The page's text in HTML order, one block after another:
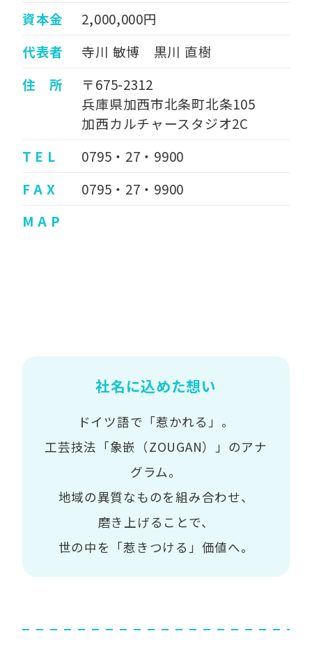
資本金
2,000,000円
代表者
寺川 敏博 黒川 直樹
住 所
〒675-2312
兵庫県加西市北条町北条105
加西カルチャースタジオ2C
T E L
0795・27・9900
F A X
0795・27・9900
M A P
社名に込めた想い
ドイツ語で「惹かれる」。
工芸技法「象嵌（ZOUGAN）」のアナ
グラム。
地域の異質なものを組み合わせ、
磨き上げることで、
世の中を「惹きつける」価値へ。